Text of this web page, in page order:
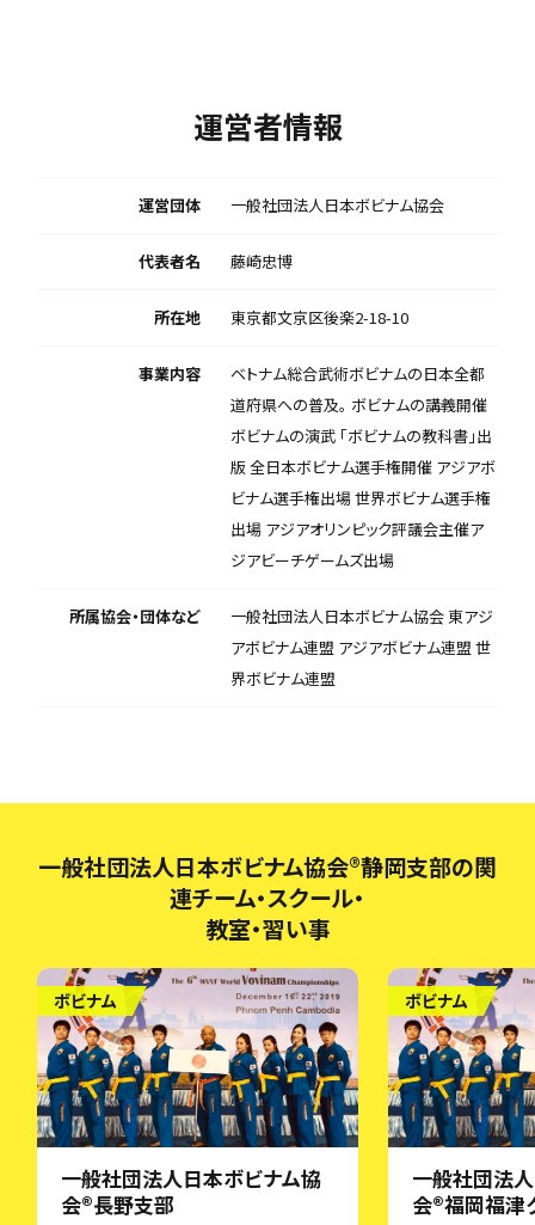
運営者情報
運営団体 一般社団法人日本ボビナム協会
代表者名 藤崎忠博
所在地 東京都文京区後楽2-18-10
事業内容
ベトナム総合武術ボビナムの日本全都
道府県への普及。 ボビナムの講義開催
ボビナムの演武 「ボビナムの教科書」出
版 全日本ボビナム選手権開催 アジアボ
ビナム選手権出場 世界ボビナム選手権
出場 アジアオリンピック評議会主催ア
ジアビーチゲームズ出場
所属協会・団体など
一般社団法人日本ボビナム協会 東アジ
アボビナム連盟 アジアボビナム連盟 世
界ボビナム連盟
一般社団法人日本ボビナム協会®︎静岡支部の関
連チーム・スクール・
教室・習い事
ボビナム
一般社団法人日本ボビナム協
会®︎長野支部
ボビナム
一般社団法
会®︎福岡福津